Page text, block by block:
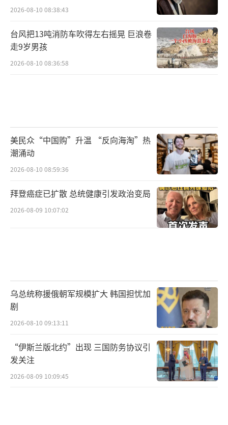
2026-08-10 08:38:43
台风把13吨消防车吹得左右摇晃 巨浪卷
走9岁男孩
2026-08-10 08:36:58
美民众“中国购”升温 “反向海淘”热
潮涌动
2026-08-10 08:59:36
拜登癌症已扩散 总统健康引发政治变局
2026-08-09 10:07:02
乌总统称援俄朝军规模扩大 韩国担忧加
剧
2026-08-10 09:13:11
“伊斯兰版北约”出现 三国防务协议引
发关注
2026-08-09 10:09:45